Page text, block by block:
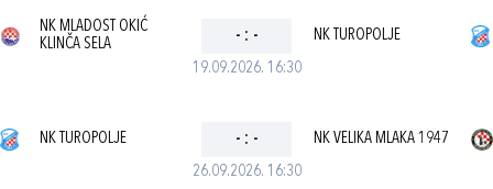
19.09.2026. 16:30
NK MLADOST OKIĆ
KLINČA SELA
- : - NK TUROPOLJE
26.09.2026. 16:30
NK TUROPOLJE - : - NK VELIKA MLAKA 1947